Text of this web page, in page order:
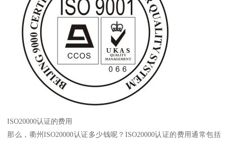
ISO20000认证的费用
那么，衢州ISO20000认证多少钱呢？ISO20000认证的费用通常包括